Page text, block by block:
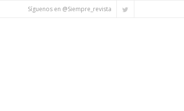
Síguenos en @Siempre_revista